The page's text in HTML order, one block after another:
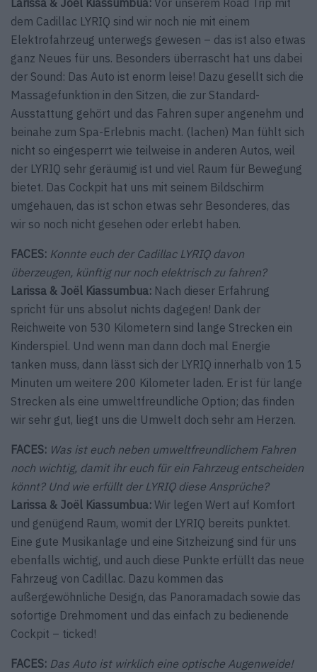
Larissa & Joël Kiassumbua: Vor unserem Road Trip mit
dem Cadillac LYRIQ sind wir noch nie mit einem
Elektrofahrzeug unterwegs gewesen – das ist also etwas
ganz Neues für uns. Besonders überrascht hat uns dabei
der Sound: Das Auto ist enorm leise! Dazu gesellt sich die
Massagefunktion in den Sitzen, die zur Standard-
Ausstattung gehört und das Fahren super angenehm und
beinahe zum Spa-Erlebnis macht. (lachen) Man fühlt sich
nicht so eingesperrt wie teilweise in anderen Autos, weil
der LYRIQ sehr geräumig ist und viel Raum für Bewegung
bietet. Das Cockpit hat uns mit seinem Bildschirm
umgehauen, das ist schon etwas sehr Besonderes, das
wir so noch nicht gesehen oder erlebt haben.
FACES: Konnte euch der Cadillac LYRIQ davon
überzeugen, künftig nur noch elektrisch zu fahren?
Larissa & Joël Kiassumbua: Nach dieser Erfahrung
spricht für uns absolut nichts dagegen! Dank der
Reichweite von 530 Kilo­metern sind lange Strecken ein
Kinderspiel. Und wenn man dann doch mal Energie
tanken muss, dann lässt sich der LYRIQ innerhalb von 15
Minuten um weitere 200 Kilometer laden. Er ist für lange
Strecken als eine umweltfreundliche Option; das finden
wir sehr gut, liegt uns die Umwelt doch sehr am Herzen.
FACES: Was ist euch neben umweltfreundlichem Fahren
noch wichtig, damit ihr euch für ein Fahrzeug entscheiden
könnt? Und wie erfüllt der LYRIQ diese Ansprüche?
Larissa & Joël Kiassumbua: Wir legen Wert auf Komfort
und genügend Raum, womit der LYRIQ bereits punktet.
Eine gute Musikanlage und eine Sitzheizung sind für uns
ebenfalls wichtig, und auch diese Punkte erfüllt das neue
Fahrzeug von Cadillac. Dazu kommen das
außergewöhnliche Design, das Panoramadach sowie das
sofortige Drehmoment und das einfach zu bedienende
Cockpit – ticked!
FACES: Das Auto ist wirklich eine optische Augenweide!